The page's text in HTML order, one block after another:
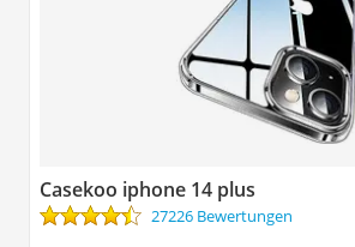
Casekoo iphone 14 plus
27226 Bewertungen